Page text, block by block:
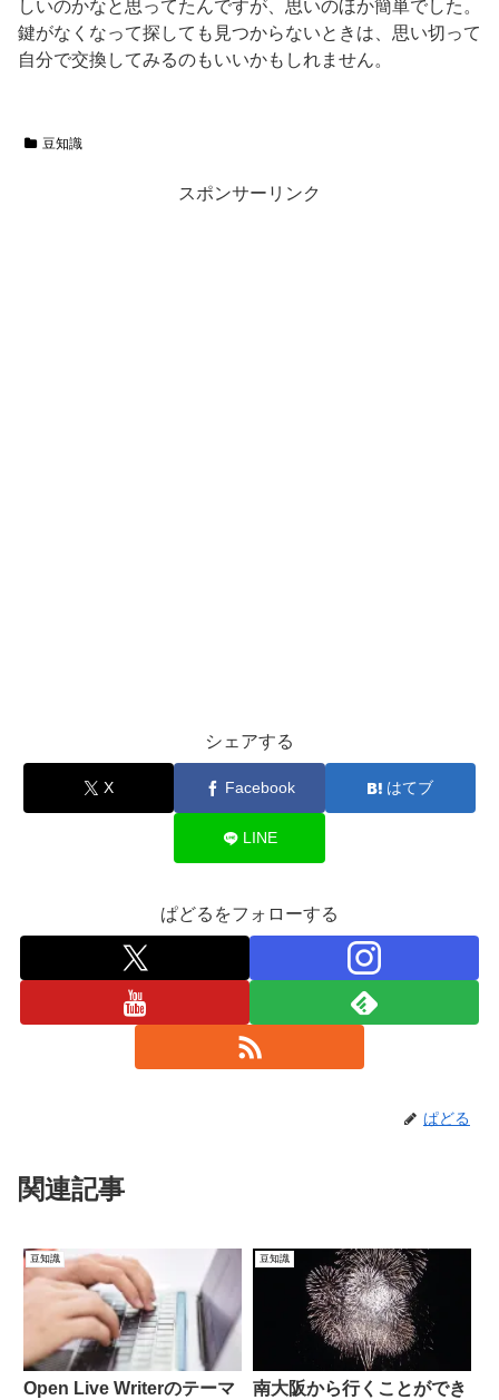
しいのかなと思ってたんですが、思いのほか簡単でした。
鍵がなくなって探しても見つからないときは、思い切って
自分で交換してみるのもいいかもしれません。
豆知識
スポンサーリンク
シェアする
X Facebook はてブ
LINE
ぱどるをフォローする
ぱどる
関連記事
豆知識
Open Live Writerのテーマ
豆知識
南大阪から行くことができ